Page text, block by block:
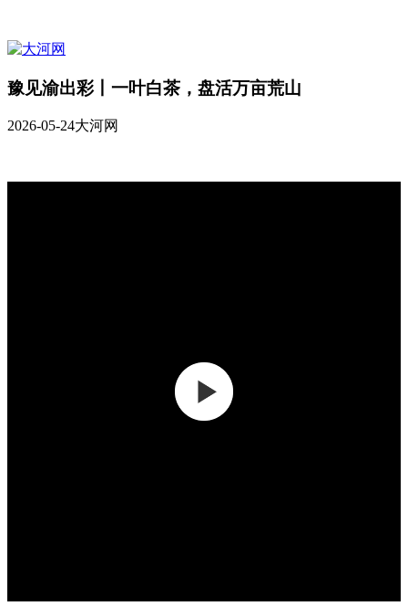
豫见渝出彩丨一叶白茶，盘活万亩荒山
2026-05-24大河网